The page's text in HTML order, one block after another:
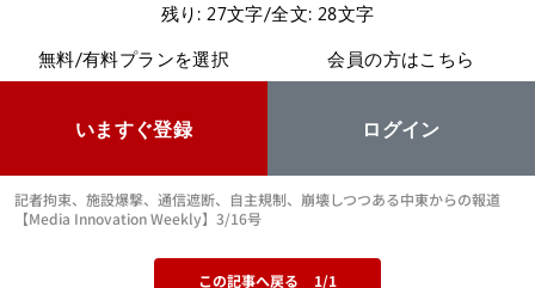
残り: 27文字/全文: 28文字
無料/有料プランを選択
いますぐ登録
会員の方はこちら
ログイン
記者拘束、施設爆撃、通信遮断、自主規制、崩壊しつつある中東からの報道
【Media Innovation Weekly】3/16号
この記事へ戻る 1/1